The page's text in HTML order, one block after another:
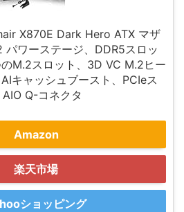
X870E Dark Hero ATX マザ
ワーステージ、DDR5スロッ
M.2スロット、3D VC M.2ヒー
キャッシュブースト、PCIeス
Q-コネクタ
Amazon
楽天市場
ショッピング